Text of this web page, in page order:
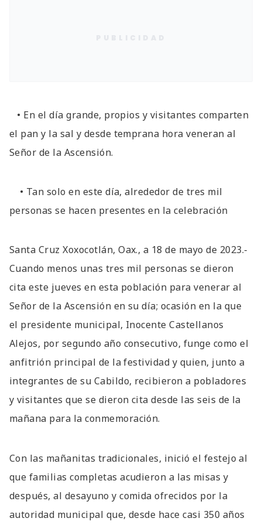
• En el día grande, propios y visitantes comparten
el pan y la sal y desde temprana hora veneran al
Señor de la Ascensión.
• Tan solo en este día, alrededor de tres mil
personas se hacen presentes en la celebración
Santa Cruz Xoxocotlán, Oax., a 18 de mayo de 2023.-
Cuando menos unas tres mil personas se dieron
cita este jueves en esta población para venerar al
Señor de la Ascensión en su día; ocasión en la que
el presidente municipal, Inocente Castellanos
Alejos, por segundo año consecutivo, funge como el
anfitrión principal de la festividad y quien, junto a
integrantes de su Cabildo, recibieron a pobladores
y visitantes que se dieron cita desde las seis de la
mañana para la conmemoración.
Con las mañanitas tradicionales, inició el festejo al
que familias completas acudieron a las misas y
después, al desayuno y comida ofrecidos por la
autoridad municipal que, desde hace casi 350 años